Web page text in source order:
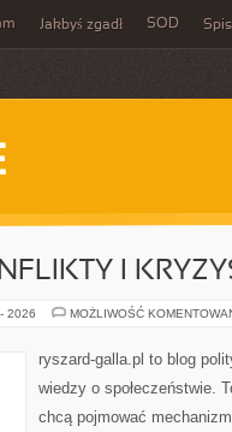
Jakbyś zgadł SOD
I
2026 MOŻLIWOŚĆ
ryszard-galla.pl to blog
wiedzy o społeczeństwie.
chcą pojmować